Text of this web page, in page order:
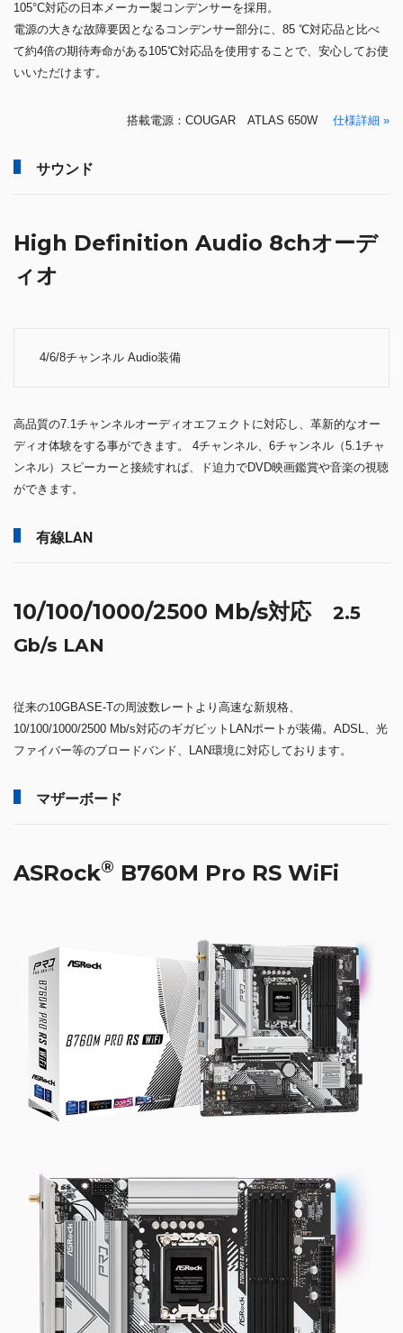
105°C対応の日本メーカー製コンデンサーを採用。
電源の大きな故障要因となるコンデンサー部分に、85 ℃対応品と比べ
て約4倍の期待寿命がある105℃対応品を使用することで、安心してお使
いいただけます。
搭載電源：COUGAR ATLAS 650W 仕様詳細 »
サウンド
High Definition Audio 8chオーデ
ィオ
4/6/8チャンネル Audio装備
高品質の7.1チャンネルオーディオエフェクトに対応し、革新的なオー
ディオ体験をする事ができます。 4チャンネル、6チャンネル（5.1チャ
ンネル）スピーカーと接続すれば、ド迫力でDVD映画鑑賞や音楽の視聴
ができます。
有線LAN
10/100/1000/2500 Mb/s対応 2.5
Gb/s LAN
従来の10GBASE-Tの周波数レートより高速な新規格、
10/100/1000/2500 Mb/s対応のギガビットLANポートが装備。ADSL、光
ファイバー等のブロードバンド、LAN環境に対応しております。
マザーボード
ASRock® B760M Pro RS WiFi